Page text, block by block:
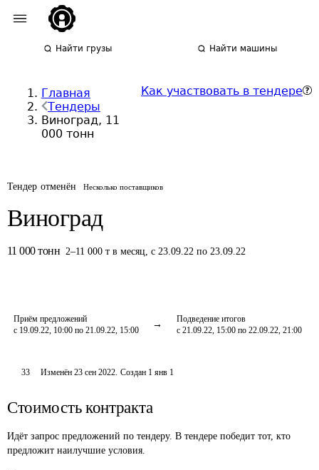
Найти грузы Найти машины
Главная
Тендеры
Виноград, 11
000 тонн
Как участвовать в тендере
Тендер отменён Несколько поставщиков
Виноград
11 000 тонн 2–11 000 т в месяц,с 23.09.22 по 23.09.22
Приём предложений
с 19.09.22, 10:00 по 21.09.22, 15:00
Подведение итогов
с 21.09.22, 15:00 по 22.09.22, 21:00
33 Изменён23 сен 2022. Создан 1 янв 1
Стоимость контракта
Идёт запрос предложений по тендеру. В тендере победит тот, кто
предложит наилучшие условия.